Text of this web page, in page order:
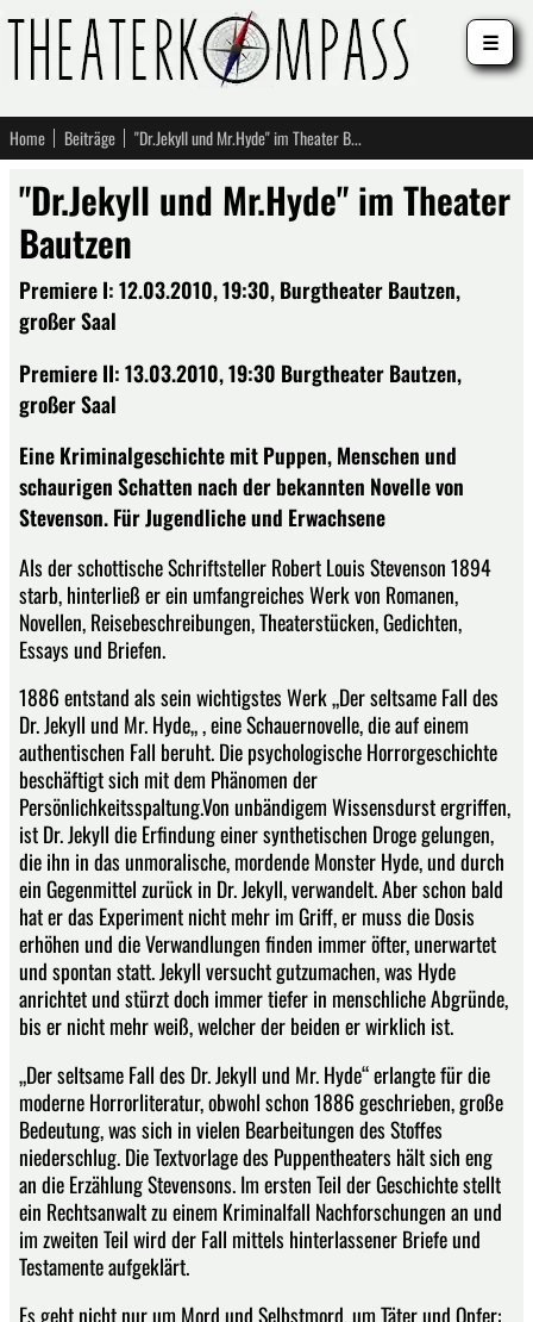
Home Beiträge "Dr.Jekyll und Mr.Hyde" im Theater Bautzen
"Dr.Jekyll und Mr.Hyde" im Theater
Bautzen
Premiere I: 12.03.2010, 19:30, Burgtheater Bautzen,
großer Saal
Premiere II: 13.03.2010, 19:30 Burgtheater Bautzen,
großer Saal
Eine Kriminalgeschichte mit Puppen, Menschen und
schaurigen Schatten nach der bekannten Novelle von
Stevenson. Für Jugendliche und Erwachsene
Als der schottische Schriftsteller Robert Louis Stevenson 1894
starb, hinterließ er ein umfangreiches Werk von Romanen,
Novellen, Reisebeschreibungen, Theaterstücken, Gedichten,
Essays und Briefen.
1886 entstand als sein wichtigstes Werk „Der seltsame Fall des
Dr. Jekyll und Mr. Hyde„ , eine Schauernovelle, die auf einem
authentischen Fall beruht. Die psychologische Horrorgeschichte
beschäftigt sich mit dem Phänomen der
Persönlichkeitsspaltung.Von unbändigem Wissensdurst ergriffen,
ist Dr. Jekyll die Erfindung einer synthetischen Droge gelungen,
die ihn in das unmoralische, mordende Monster Hyde, und durch
ein Gegenmittel zurück in Dr. Jekyll, verwandelt. Aber schon bald
hat er das Experiment nicht mehr im Griff, er muss die Dosis
erhöhen und die Verwandlungen finden immer öfter, unerwartet
und spontan statt. Jekyll versucht gutzumachen, was Hyde
anrichtet und stürzt doch immer tiefer in menschliche Abgründe,
bis er nicht mehr weiß, welcher der beiden er wirklich ist.
„Der seltsame Fall des Dr. Jekyll und Mr. Hyde“ erlangte für die
moderne Horrorliteratur, obwohl schon 1886 geschrieben, große
Bedeutung, was sich in vielen Bearbeitungen des Stoffes
niederschlug. Die Textvorlage des Puppentheaters hält sich eng
an die Erzählung Stevensons. Im ersten Teil der Geschichte stellt
ein Rechtsanwalt zu einem Kriminalfall Nachforschungen an und
im zweiten Teil wird der Fall mittels hinterlassener Briefe und
Testamente aufgeklärt.
Es geht nicht nur um Mord und Selbstmord, um Täter und Opfer:
☰